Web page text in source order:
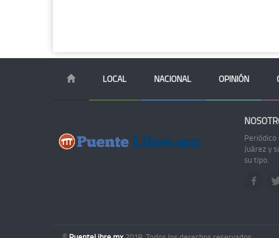
LOCAL NACIONAL OPINIÓN
Juárez y
su tipo.